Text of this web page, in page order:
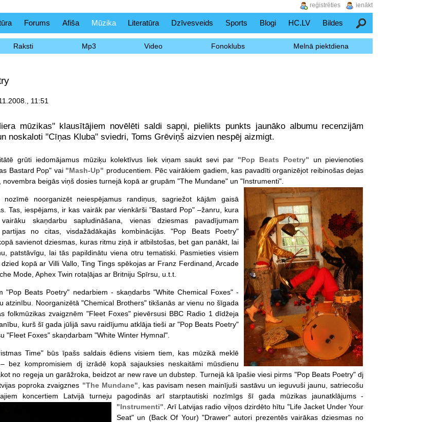
Forums Afiša Mūzika Literatūra Dzīvesveids Sports Blogi HC.LV Bildes Meklēšana
Raksti Mp3 Video Fonoklubs Melnā piektdiena
11:51
mūzikas" klausītājiem novēlēti saldi sapņi, pielikts punkts jaunāko albumu recenzijām
noskaloti "Cīņas Kluba" sviedri, Toms Grēviņš aizvien nespēj aizmigt.
grūti iedomājamus mūziķu kolektīvus liek viņam saukt sevi par "Pop Beats Poetry" un pievienoties
Bastard Pop" vai "Mash-Up" producentiem. Pēc vairākiem gadiem, kas pavadīti organizējot reibinošas dejas
novembra beigās viņš dosies turnejā kopā ar grupām "The Mundane" un "Instrumenti".
noorganizēt neiespējamus randiņus, sagriežot kājām gaisā
Tas, iespējams, ir kas vairāk par vienkārši "Bastard Pop" –žanru, kura
skaņdarbu sapludināšana, vienas dziesmas pavadījumam
no citas, visdažādākajās kombinācijās. "Pop Beats Poetry"
savienot dziesmas, kuras ritmu ziņā ir atbilstošas, bet gan panākt, lai
patstāvīgu, lai tās papildinātu viena otru tematiski. Pasmieties visiem
kopā ar Villi Vallo, Ting Tings spēkojas ar Franz Ferdinand, Arcade
Mode, Aphex Twin rotaļājas ar Britniju Spīrsu, u.t.t.
"Pop Beats Poetry" nedarbiem - skaņdarbs "White Chemical Foxes" -
atzinību. Noorganizētā "Chemical Brothers" tikšanās ar vienu no šīgada
folkmūzikas zvaigznēm "Fleet Foxes" pievērsusi BBC Radio 1 dīdžeja
kurš šī gada jūlijā savu raidījumu atklāja tieši ar "Pop Beats Poetry"
"Fleet Foxes" skaņdarbam "White Winter Hymnal".
Time" būs īpašs saldais ēdiens visiem tiem, kas mūzikā meklē
bez kompromisiem dj izrādē kopā sajauksies neskaitāmi mūsdienu
no regeja un garāžroka, beidzot ar new rave un dubstep. Turnejā kā īpašie viesi pirms "Pop Beats Poetry" dj
poproka zvaigznes "The Mundane" , kas pavisam nesen mainījuši sastāvu un ieguvuši jaunu, satriecošu
koncertiem Latvijā turneju pagodinās arī starptautiski nozīmīgs šī gada mūzikas jaunatklājums -
"Instrumenti" . Arī Latvijas radio viļņos dzirdēto hītu "Life Jacket Under Your
Seat" un (Back Of Your) "Drawer" autori prezentēs vairākas dziesmas no
ienākt
reģistrēties